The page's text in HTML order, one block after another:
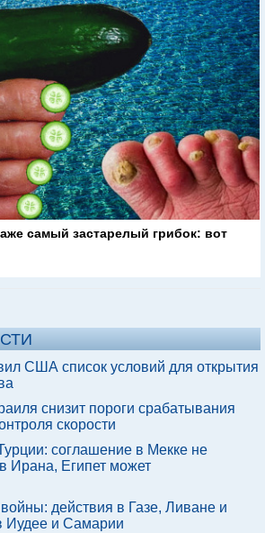
самый застарелый грибок: вот
США список условий для открытия
снизит пороги срабатывания
скорости
соглашение в Мекке не
Ирана, Египет может
действия в Газе, Ливане и
Иудее и Самарии